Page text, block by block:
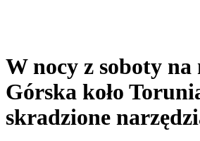
W nocy z soboty na
Górska koło
skradzione